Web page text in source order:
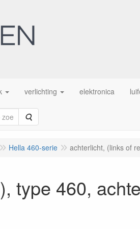
verlichting elektronica
Zoeken
Hella 460-serie achterlicht, (links of
type 460,